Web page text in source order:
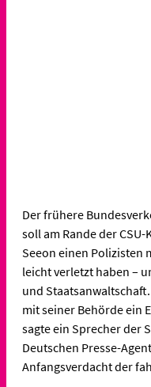
Der frühere
soll am Rande der
Seeon einen Polizisten
leicht verletzt haben –
und
mit seiner Behörde ein
sagte ein Sprecher der
Deutschen Presse-
Anfangsverdacht der